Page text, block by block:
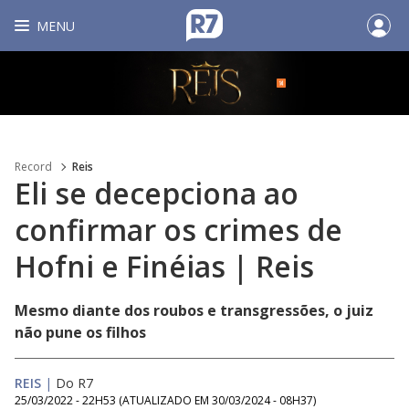
MENU
Record Reis
Eli se decepciona ao
confirmar os crimes de
Hofni e Finéias | Reis
Mesmo diante dos roubos e transgressões, o juiz
não pune os filhos
REIS | Do R7
25/03/2022 - 22H53 (ATUALIZADO EM 30/03/2024 - 08H37)